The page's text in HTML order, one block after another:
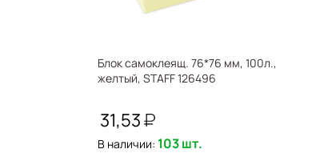
Блок самоклеящ. 76*76 мм, 100л.,
желтый, STAFF 126496
31,53
В наличии: 103 шт.